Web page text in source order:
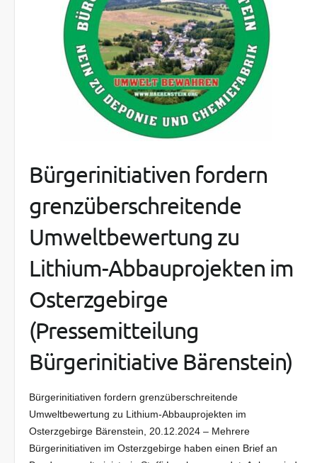
Bürgerinitiativen fordern
grenzüberschreitende
Umweltbewertung zu
Lithium-Abbauprojekten im
Osterzgebirge
(Pressemitteilung
Bürgerinitiative Bärenstein)
Bürgerinitiativen fordern grenzüberschreitende
Umweltbewertung zu Lithium-Abbauprojekten im
Osterzgebirge Bärenstein, 20.12.2024 – Mehrere
Bürgerinitiativen im Osterzgebirge haben einen Brief an